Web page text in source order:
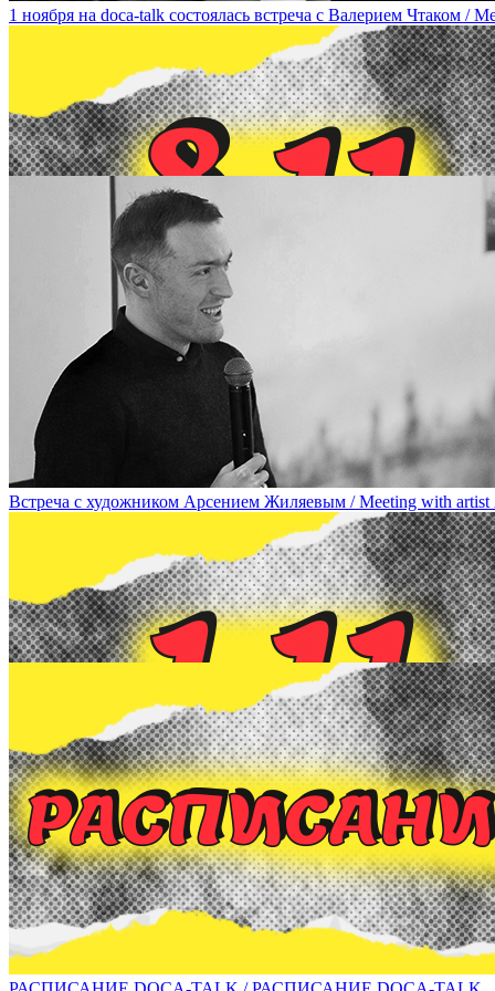
1 ноября на doca-talk состоялась встреча с Валерием Чтаком /
8 ноября в рамках DOCA-talk состоится лекция-встреча с
Встреча с художником Арсением Жиляевым / Meeting with
1 ноября в рамках DOCA-talk состоится встреча с